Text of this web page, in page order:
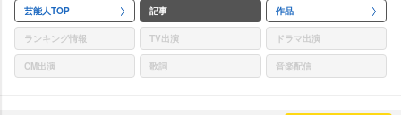
芸能人TOP 記事 作品
ランキング情報 TV出演 ドラマ出演
CM出演 歌詞 音楽配信